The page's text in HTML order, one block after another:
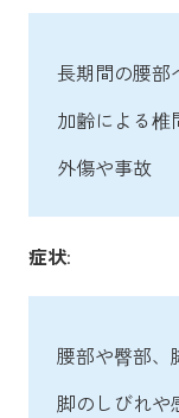
長期間の腰部
加齢による椎
外傷や事故
症状:
腰部や臀部、
脚のしびれや